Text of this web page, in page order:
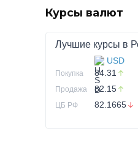
Курсы валют
Лучшие курсы в
USD
Покупка 84.31
Продажа 82.15
ЦБ РФ 82.1665